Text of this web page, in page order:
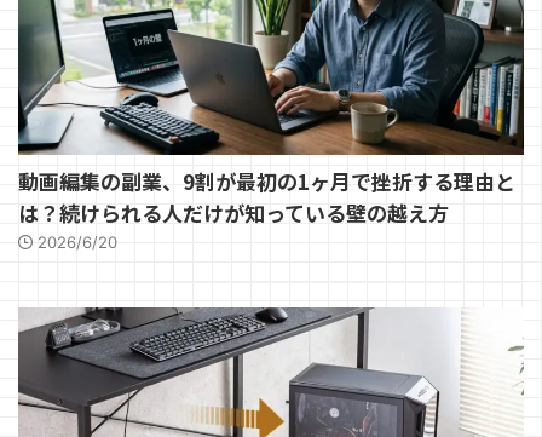
動画編集の副業、9割が最初の1ヶ月で挫折する理由と
は？続けられる人だけが知っている壁の越え方
2026/6/20